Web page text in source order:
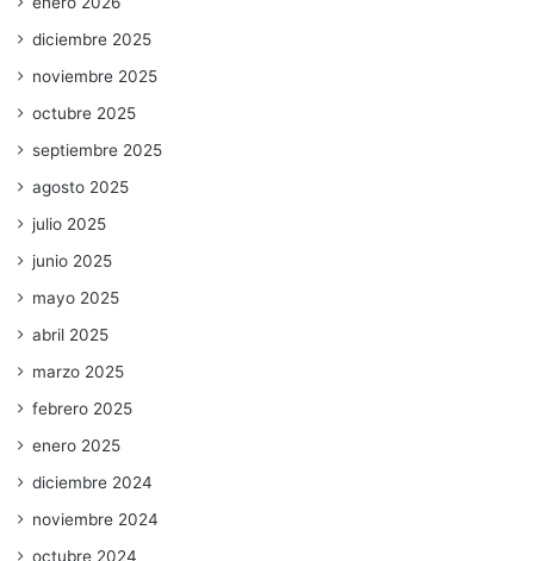
diciembre 2025
noviembre 2025
octubre 2025
septiembre 2025
agosto 2025
julio 2025
junio 2025
mayo 2025
abril 2025
marzo 2025
febrero 2025
enero 2025
diciembre 2024
noviembre 2024
octubre 2024